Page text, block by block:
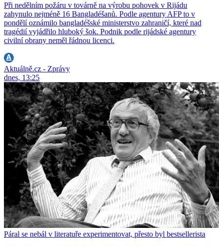
Při nedělním požáru v továrně na výrobu pohovek v Rijádu
zahynulo nejméně 16 Bangladéšanů. Podle agentury AFP to v
pondělí oznámilo bangladéšské ministerstvo zahraničí, které nad
tragédií vyjádřilo hluboký šok. Podnik podle rijádské agentury
civilní obrany neměl řádnou licenci.
Aktuálně.cz - Zprávy
dnes, 13:25
Páral se nebál v literatuře experimentovat, přesto byl bestsellerista